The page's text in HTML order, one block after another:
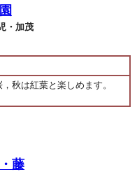
・加茂
秋は紅葉と楽しめます。
藤